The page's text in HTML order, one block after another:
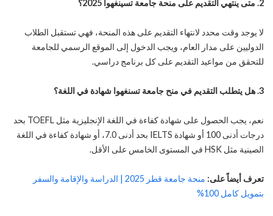
2. متى ينتهي التقديم على منحة جامعة تسينغهوا 2025؟
لا يوجد وقت محدد لانتهاء التقديم على هذه المنحة، فهي تستقبل الطلاب
الدوليين على مدار العام، ويجب الدخول إلى الموقع الرسمي للجامعة
للتحقق من مواعيد التقديم على كل برنامج دراسي.
3. هل يتطلب التقديم في منح جامعة تسنغهوا شهادة في اللغة؟
نعم، يجب الحصول على شهادة كفاءة في اللغة الإنجليزية مثل TOEFL بحد
درجات أدنى 100 أو شهادة IELTS بحد أدنى 7.0، أو شهادة كفاءة في اللغة
الصينية مثل HSK في المستوى الخامس على الأقل.
تعرف أيضاً على:
منحة جامعة قطر 2025 | الدراسة والإقامة والسفر
بتمويل كامل 100%